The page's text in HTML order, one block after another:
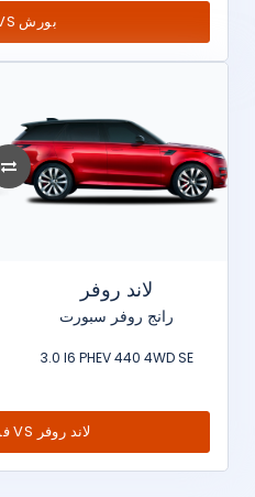
مازدا VS بورش
لاند روفر
رانج روفر سبورت
3.0 I6 PHEV 440 4WD SE
فولكس فاجن VS لاند روفر